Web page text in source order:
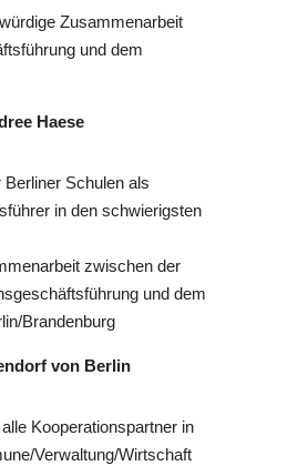
Zusammenarbeit
und dem
Haese
Berliner Schulen als
in den schwierigsten
zwischen der
und dem
Brandenburg
von Berlin
Kooperationspartner in
Verwaltung/Wirtschaft